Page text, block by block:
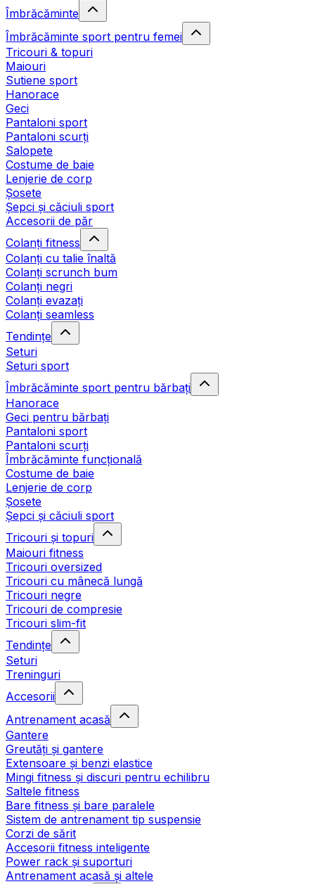
Îmbrăcăminte
Îmbrăcăminte sport pentru femei
Tricouri & topuri
Maiouri
Sutiene sport
Hanorace
Geci
Pantaloni sport
Pantaloni scurți
Salopete
Costume de baie
Lenjerie de corp
Șosete
Șepci și căciuli sport
Accesorii de păr
Colanți fitness
Colanți cu talie înaltă
Colanți scrunch bum
Colanți negri
Colanți evazați
Colanți seamless
Tendințe
Seturi
Seturi sport
Îmbrăcăminte sport pentru bărbați
Hanorace
Geci pentru bărbați
Pantaloni sport
Pantaloni scurți
Îmbrăcăminte funcțională
Costume de baie
Lenjerie de corp
Șosete
Șepci și căciuli sport
Tricouri și topuri
Maiouri fitness
Tricouri oversized
Tricouri cu mânecă lungă
Tricouri negre
Tricouri de compresie
Tricouri slim-fit
Tendințe
Seturi
Treninguri
Accesorii
Antrenament acasă
Gantere
Greutăți și gantere
Extensoare și benzi elastice
Mingi fitness și discuri pentru echilibru
Saltele fitness
Bare fitness și bare paralele
Sistem de antrenament tip suspensie
Corzi de sărit
Accesorii fitness inteligente
Power rack și suporturi
Antrenament acasă și altele